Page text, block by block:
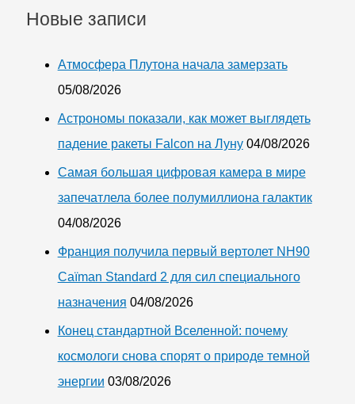
Новые записи
Атмосфера Плутона начала замерзать
05/08/2026
Астрономы показали, как может выглядеть
падение ракеты Falcon на Луну 04/08/2026
Самая большая цифровая камера в мире
запечатлела более полумиллиона галактик
04/08/2026
Франция получила первый вертолет NH90
Caïman Standard 2 для сил специального
назначения 04/08/2026
Конец стандартной Вселенной: почему
космологи снова спорят о природе темной
энергии 03/08/2026